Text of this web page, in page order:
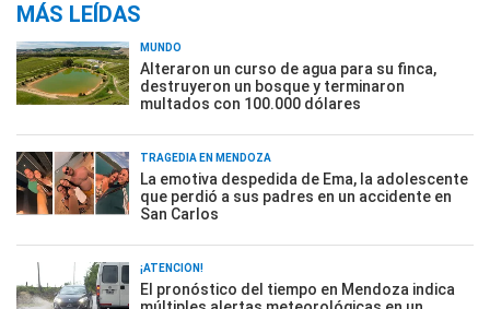
MÁS LEÍDAS
MUNDO
Alteraron un curso de agua para su finca,
destruyeron un bosque y terminaron
multados con 100.000 dólares
TRAGEDIA EN MENDOZA
La emotiva despedida de Ema, la adolescente
que perdió a sus padres en un accidente en
San Carlos
¡ATENCIÓN!
El pronóstico del tiempo en Mendoza indica